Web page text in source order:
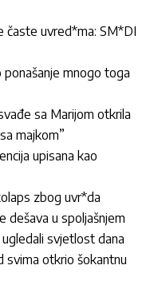
časte uvred*ma: SM*DI
mnogo toga
sa Marijom otkrila
majkom”
upisana kao
zbog uvr*da
dešava u spoljašnjem
svjetlost dana
svima otkrio šokantnu